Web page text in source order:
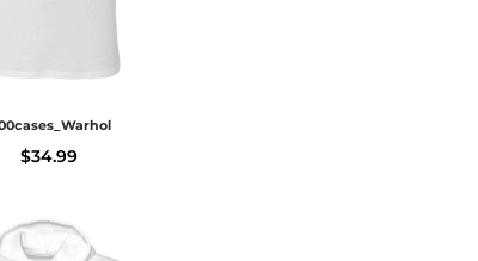
$34.99